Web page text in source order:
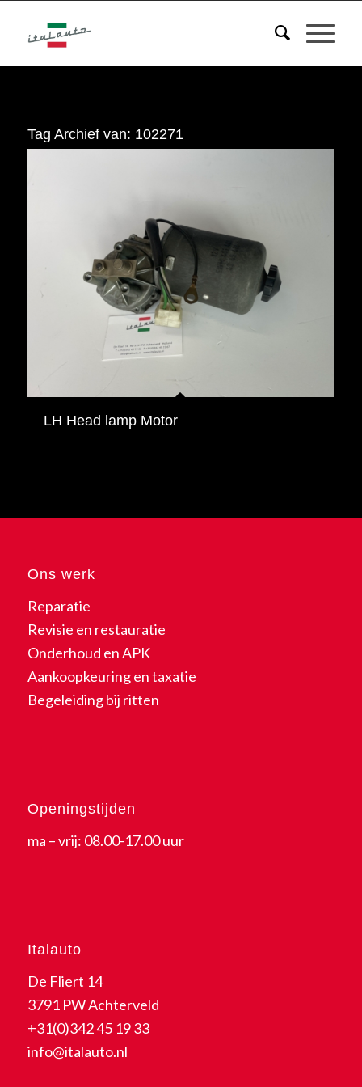
Tag Archief van: 102271
LH Head lamp Motor
Ons werk
Reparatie
Revisie en restauratie
Onderhoud en APK
Aankoopkeuring en taxatie
Begeleiding bij ritten
Openingstijden
ma – vrij: 08.00-17.00 uur
Italauto
De Fliert 14
3791 PW Achterveld
+31(0)342 45 19 33
info@italauto.nl